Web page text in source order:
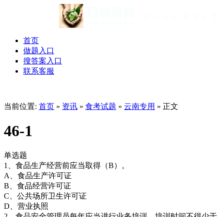
首页
做题入口
搜答案入口
联系客服
当前位置: 首页 » 资讯 » 食考试题 » 云南专用 » 正文
46-1
单选题
1、食品生产经营前应当取得（B）。
A、食品生产许可证
B、食品经营许可证
C、公共场所卫生许可证
D、营业执照